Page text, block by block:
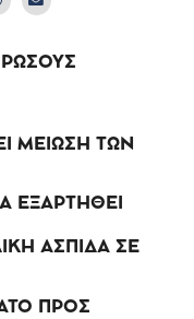
ΜΕΙΩΣΗ ΤΩΝ
ΕΞΑΡΤΗΘΕΙ
ΑΣΠΙΔΑ ΣΕ
ΠΡΟΣ